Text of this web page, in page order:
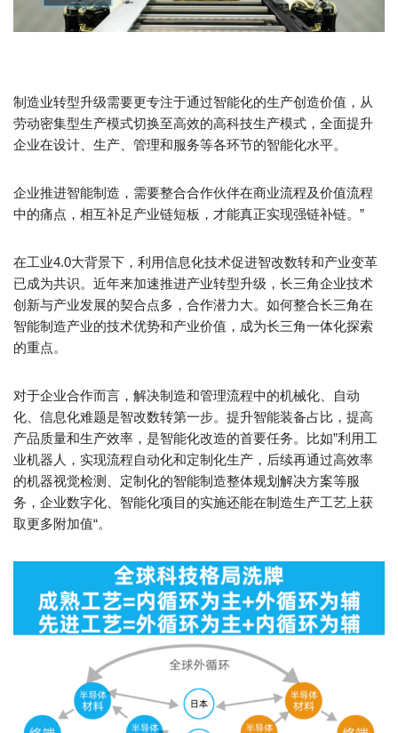
制造业转型升级需要更专注于通过智能化的生产创造价值，从
劳动密集型生产模式切换至高效的高科技生产模式，全面提升
企业在设计、生产、管理和服务等各环节的智能化水平。
企业推进智能制造，需要整合合作伙伴在商业流程及价值流程
中的痛点，相互补足产业链短板，才能真正实现强链补链。”
在工业4.0大背景下，利用信息化技术促进智改数转和产业变革
已成为共识。近年来加速推进产业转型升级，长三角企业技术
创新与产业发展的契合点多，合作潜力大。如何整合长三角在
智能制造产业的技术优势和产业价值，成为长三角一体化探索
的重点。
对于企业合作而言，解决制造和管理流程中的机械化、自动
化、信息化难题是智改数转第一步。提升智能装备占比，提高
产品质量和生产效率，是智能化改造的首要任务。比如”利用工
业机器人，实现流程自动化和定制化生产，后续再通过高效率
的机器视觉检测、定制化的智能制造整体规划解决方案等服
务，企业数字化、智能化项目的实施还能在制造生产工艺上获
取更多附加值“。